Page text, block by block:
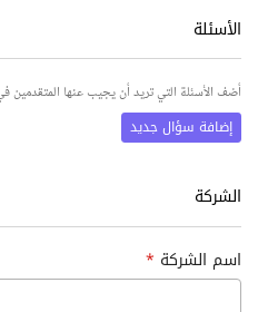
الأسئلة
أضف الأسئلة التي تريد أن يجيب عنها المتقدمين
إضافة سؤال جديد
الشركة
اسم الشركة *